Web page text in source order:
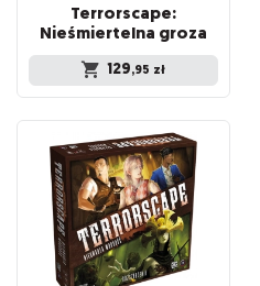
Terrorscape:
Nieśmiertelna groza
129,95 zł